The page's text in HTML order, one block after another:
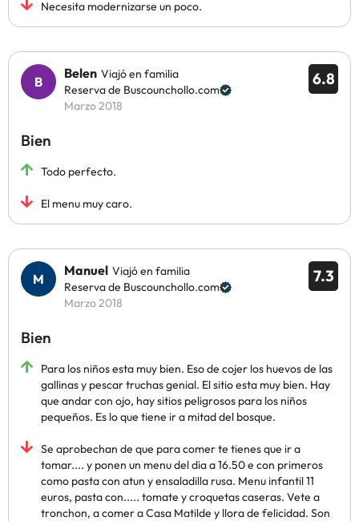
Necesita modernizarse un poco.
6.8
Belen Viajó en familia
Reserva de Buscounchollo.com
Marzo 2018
Bien
Todo perfecto.
El menu muy caro.
7.3
Manuel Viajó en familia
Reserva de Buscounchollo.com
Marzo 2018
Bien
Para los niños esta muy bien. Eso de cojer los huevos de las
gallinas y pescar truchas genial. El sitio esta muy bien. Hay
que andar con ojo, hay sitios peligrosos para los niños
pequeños. Es lo que tiene ir a mitad del bosque.
Se aprobechan de que para comer te tienes que ir a
tomar.... y ponen un menu del dia a 16.50 e con primeros
como pasta con atun y ensaladilla rusa. Menu infantil 11
euros, pasta con..... tomate y croquetas caseras. Vete a
tronchon, a comer a Casa Matilde y llora de felicidad. Son